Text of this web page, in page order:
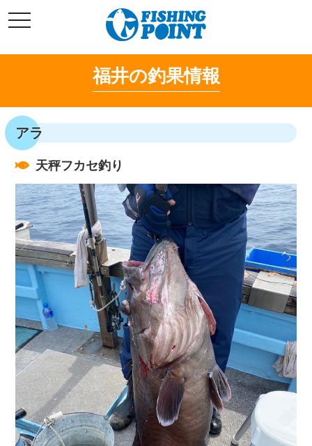
ン
ン
ス
キ
ッ
t
o
l
g
t
o
n
福井の釣果情報
アラ
天秤フカセ釣り